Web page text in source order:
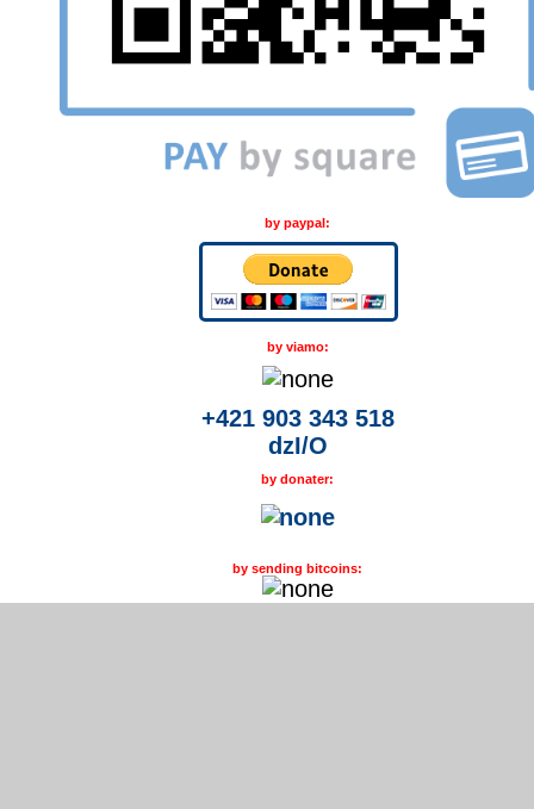
by paypal:
by viamo:
+421 903 343 518
dzI/O
by donater:
by sending bitcoins: